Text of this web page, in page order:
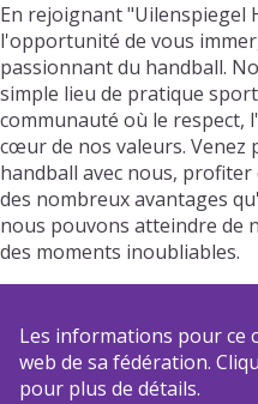
En rejoignant "Uilenspiegel
l'opportunité de vous
passionnant du handball.
simple lieu de pratique
communauté où le respect,
cœur de nos valeurs.
handball avec nous,
des nombreux avantages
nous pouvons atteindre de
des moments inoubliables.
Les informations pour ce
web de sa fédération.
pour plus de détails.